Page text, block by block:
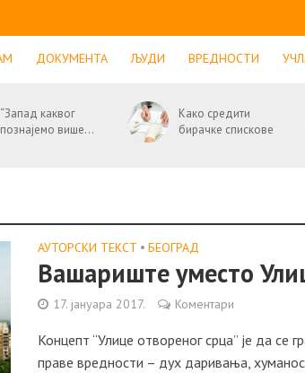
ДОКУМЕНТА ЉУДИ ВРЕДНОСТИ
“Запад каквог
познајемо више...
Како средити
бирачке спискове
АУТОРСКИ ТЕКСТ • БЕОГРАД
Вашариште уместо
17. јануара 2017. Коментари
Концепт “Улице отвореног срца” је да се
праве вредности – дух даривања,